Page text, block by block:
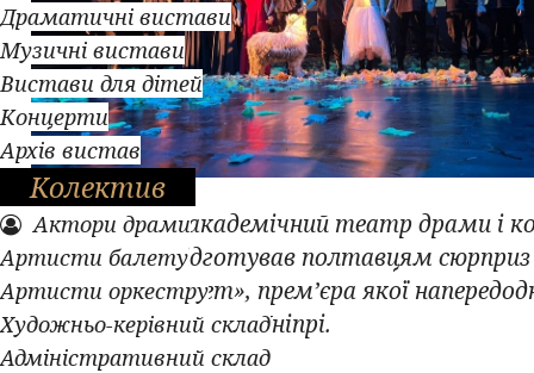
Драматичні вистави
Музичні вистави
Вистави для дітей
Концерти
Архів вистав
Колектив
Актори драми
Артисти балету
Артисти оркестру
Художньо-керівний склад
Адміністративний склад
Дніпровський академічний театр драми і
(Драміком) підготував полтавцям
виставу «Макбет», прем’єра якої
відбулася в самому Дніпрі.